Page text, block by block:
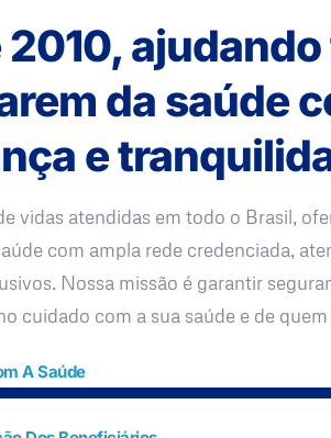
2010,
da saúde
e
vidas atendidas em todo o Brasil,
com ampla rede credenciada,
Nossa missão é garantir
cuidado com a sua saúde e de
A Saúde